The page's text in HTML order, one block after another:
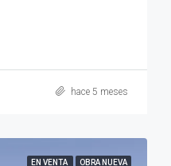
hace 5 meses
EN VENTA OBRA NUEVA